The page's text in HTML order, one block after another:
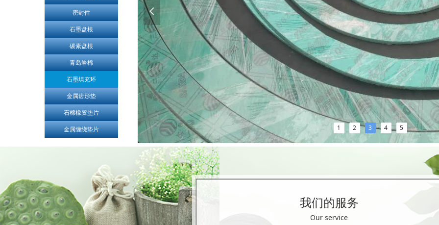
1 2 3 4 5
넳
密封件
石墨盘根
碳素盘根
青岛岩棉
石墨填充环
金属齿形垫
石棉橡胶垫片
金属缠绕垫片
我们的服务
Our service